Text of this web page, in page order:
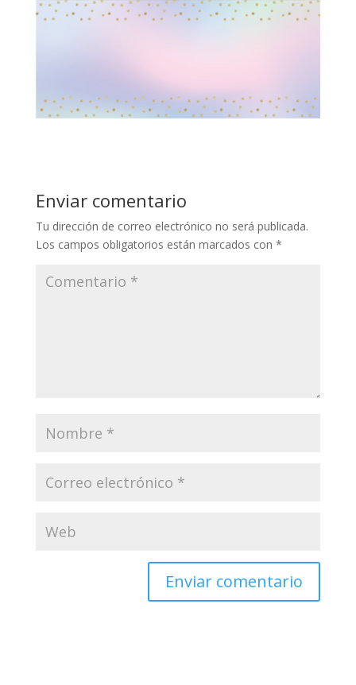
Enviar comentario
Tu dirección de correo electrónico no será publicada.
Los campos obligatorios están marcados con *